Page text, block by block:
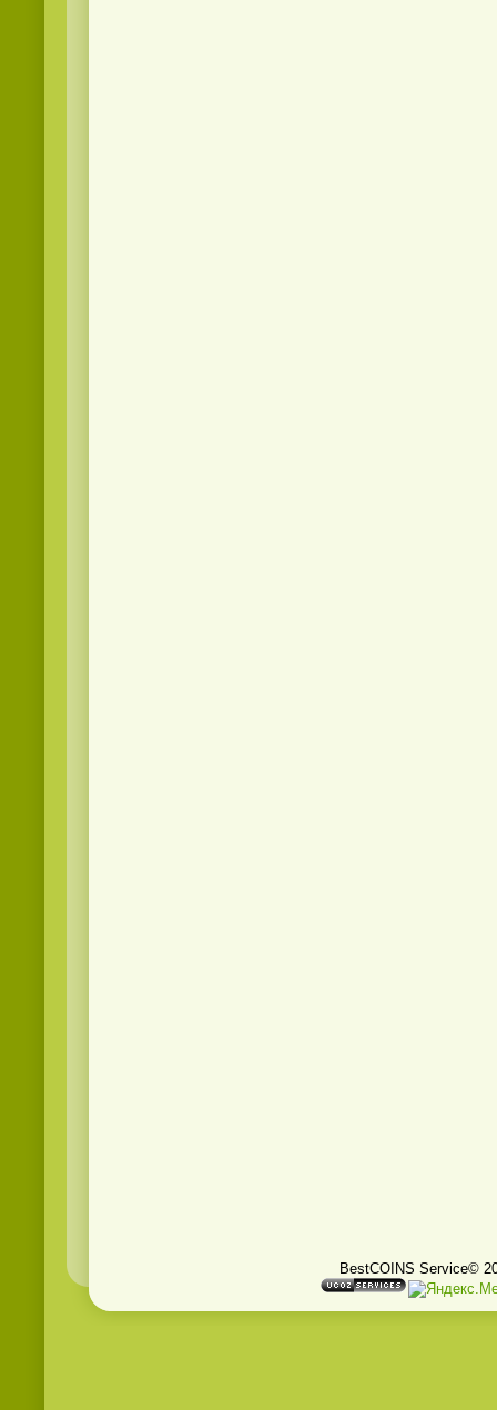
BestCOINS Service©